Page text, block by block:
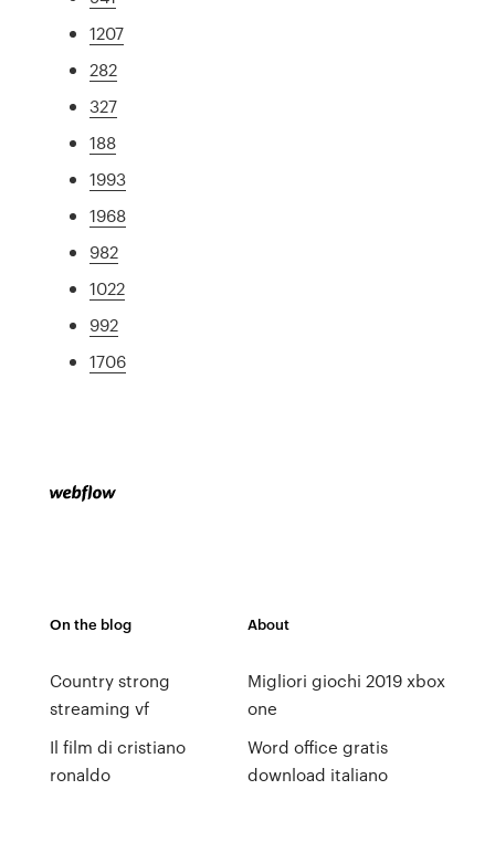
1207
282
327
188
1993
1968
982
1022
992
1706
On the blog
Country strong
streaming vf
Il film di cristiano
ronaldo
About
Migliori giochi 2019 xbox
one
Word office gratis
download italiano